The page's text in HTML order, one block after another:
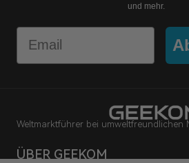
und mehr.
Email
Weltmarktführer bei umweltfreundlichen
ÜBER GEEKOM